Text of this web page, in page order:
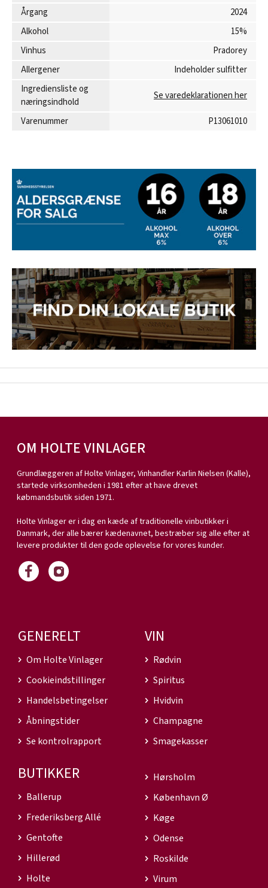
Årgang
2024
Alkohol
15%
Vinhus
Pradorey
Allergener
Indeholder sulfitter
Ingrediensliste og
næringsindhold
Se varedeklarationen her
Varenummer P13061010
OM HOLTE VINLAGER
Grundlæggeren af Holte Vinlager, Vinhandler Karlin Nielsen (Kalle),
startede virksomheden i 1981 efter at have drevet
købmandsbutik siden 1971.
Holte Vinlager er i dag en kæde af traditionelle vinbutikker i
Danmark, der alle bærer kædenavnet, bestræber sig alle efter at
levere produkter til den gode oplevelse for vores kunder.
GENERELT
Om Holte Vinlager
Cookieindstillinger
Handelsbetingelser
Åbningstider
Se kontrolrapport
VIN
Rødvin
Spiritus
Hvidvin
Champagne
Smagekasser
BUTIKKER
Ballerup
Frederiksberg Allé
Gentofte
Hillerød
Holte
Hørsholm
København Ø
Køge
Odense
Roskilde
Virum